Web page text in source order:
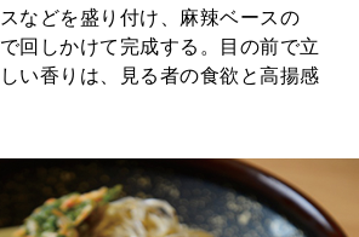
などを盛り付け、麻辣ベースの
回しかけて完成する。目の前で立
い香りは、見る者の食欲と高揚感